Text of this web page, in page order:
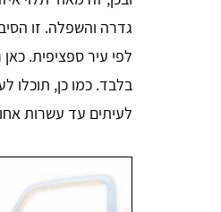
גדרה והשפלה. זו
לפי עיר ספציפית.
בלבד. כמו כן, תוכלו
לעיתים עד עשרות